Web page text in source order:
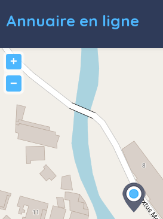
Annuaire en ligne
+
−